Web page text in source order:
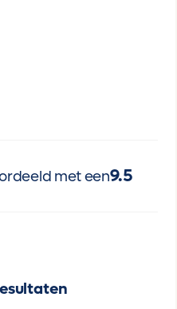
met een9.5